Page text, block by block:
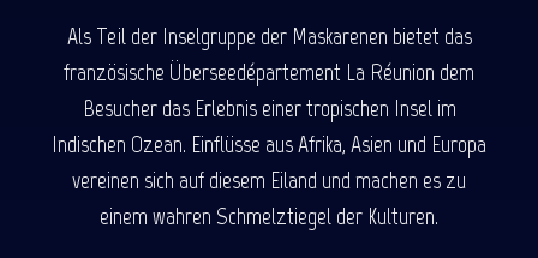
Als Teil der Inselgruppe der Maskarenen bietet das
französische Überseedépartement La Réunion dem
Besucher das Erlebnis einer tropischen Insel im
Indischen Ozean. Einflüsse aus Afrika, Asien und Europa
vereinen sich auf diesem Eiland und machen es zu
einem wahren Schmelztiegel der Kulturen.